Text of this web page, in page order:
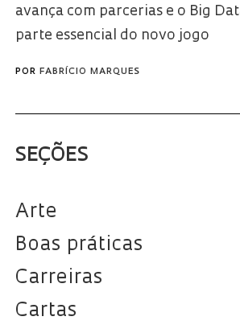
avança com parcerias e o Big
parte essencial do novo jogo
POR FABRÍCIO MARQUES
SEÇÕES
Arte
Boas práticas
Carreiras
Cartas